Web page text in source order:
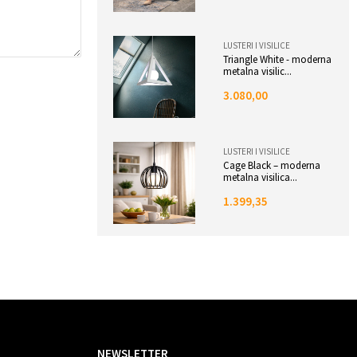
LUSTERI I VISILICE
Triangle White - moderna
metalna visilic...
3.080,00
LUSTERI I VISILICE
Cage Black – moderna
metalna visilica...
1.399,35
NEWSLETTER